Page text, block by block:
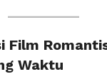
Film
Waktu